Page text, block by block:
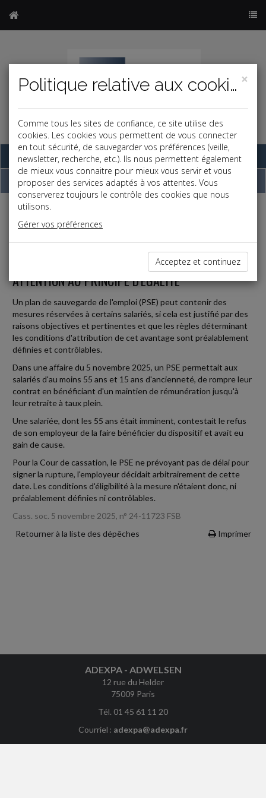
Base documentaire
Dépêches
Social
Date: 2025-11-25
PSE AVEC CESSATION ANTICIPÉE D'ACTIVITÉ :
ATTENTION AU PRINCIPE D'ÉGALITÉ
Un plan de sauvegarde de l'emploi (PSE) peut contenir des
mesures réservées à certains salariés, si cela est justifié par des
raisons objectives et pertinentes et que les règles déterminant
les conditions d'attribution de cet avantage sont préalablement
définies et contrôlables.
Dans une affaire du 5 novembre 2025, un PSE permettait aux
salariés d'au moins 55 ans et 15 ans d'ancienneté, de rompre leur
contrat en bénéficiant d'un maintien de rémunération jusqu'à
leur retraite à taux plein.
Une salariée, dont les 55 ans était imminent, contestait le refus
de son employeur de la faire bénéficier du dispositif et avait eu
gain de cause.
Pour la Cour de cassation, le PSE ne prévoyant pas de délai pour
signer la rupture, l'employeur décidait arbitrairement de cette
date. Les conditions d'éligibilité à la mesure n'étaient donc, ni
préalablement définies ni contrôlables.
Cass. soc. 5 novembre 2025, n° 24-11723 FSB
Retourner à la liste des dépêches
Imprimer
ADEXPA - ADWELSEN
12 rue du Helder
75009 Paris
Tél. 01 45 61 11 20
Courriel : adexpa@adexpa.fr
×
Politique relative aux cookies
Comme tous les sites de confiance, ce site utilise des
cookies. Les cookies vous permettent de vous connecter
en tout sécurité, de sauvegarder vos préférences (veille,
newsletter, recherche, etc.). Ils nous permettent également
de mieux vous connaitre pour mieux vous servir et vous
proposer des services adaptés à vos attentes. Vous
conserverez toujours le contrôle des cookies que nous
utilisons.
Gérer vos préférences
Acceptez et continuez